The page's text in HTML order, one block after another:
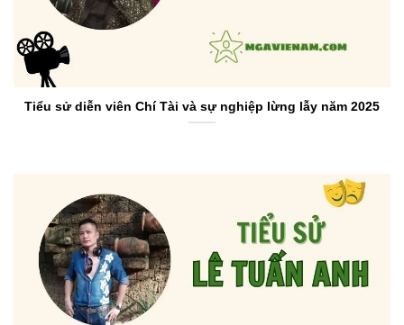
Tiểu sử diễn viên Chí Tài và sự nghiệp lừng lẫy năm 2025